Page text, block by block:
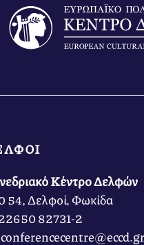
Κέντρο Δελφών
54, Δελφοί, Φωκίδα
82731-2